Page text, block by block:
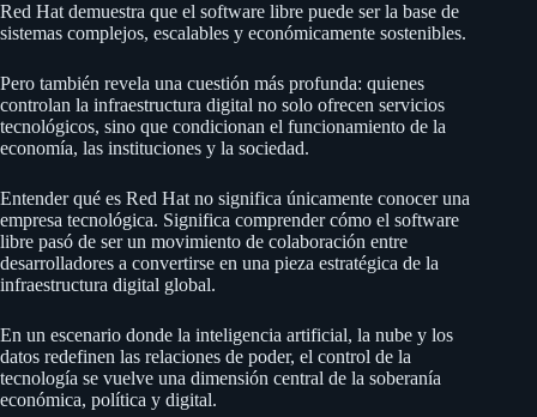
Red Hat demuestra que el software libre puede ser la base de
sistemas complejos, escalables y económicamente sostenibles.
Pero también revela una cuestión más profunda: quienes
controlan la infraestructura digital no solo ofrecen servicios
tecnológicos, sino que condicionan el funcionamiento de la
economía, las instituciones y la sociedad.
Entender qué es Red Hat no significa únicamente conocer una
empresa tecnológica. Significa comprender cómo el software
libre pasó de ser un movimiento de colaboración entre
desarrolladores a convertirse en una pieza estratégica de la
infraestructura digital global.
En un escenario donde la inteligencia artificial, la nube y los
datos redefinen las relaciones de poder, el control de la
tecnología se vuelve una dimensión central de la soberanía
económica, política y digital.